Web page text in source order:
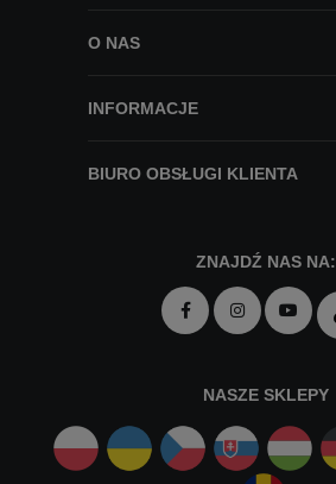
O NAS
INFORMACJE
BIURO OBSŁUGI KLIENTA
ZNAJDŹ NAS NA:
NASZE SKLEPY